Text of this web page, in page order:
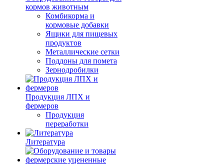
кормов животным
Комбикорма и
кормовые добавки
Ящики для пищевых
продуктов
Металлические сетки
Поддоны для помета
Зернодробилки
Продукция ЛПХ и
фермеров
Продукция
переработки
Литература